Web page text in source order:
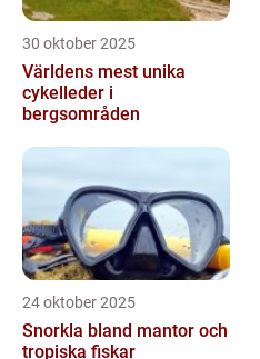
30 oktober 2025
Världens mest unika
cykelleder i
bergsområden
24 oktober 2025
Snorkla bland mantor och
tropiska fiskar